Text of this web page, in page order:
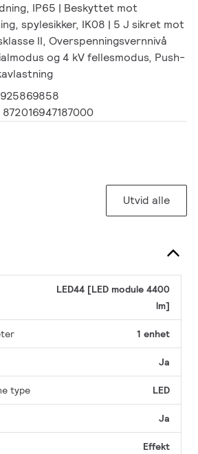
IP65 | Beskyttet mot
spylesikker, IK08 | 5 J sikret mot
II, Overspenningsvernnivå
og 4 kV fellesmodus, Push-
872016947187000
Utvid alle
LED44 [LED module 4400
lm]
1 enhet
Ja
type LED
Ja
Effekt